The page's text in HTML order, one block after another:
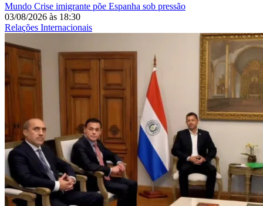
Mundo Crise imigrante põe Espanha sob pressão
03/08/2026 às 18:30
Relações Internacionais